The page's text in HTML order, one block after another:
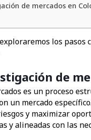
de mercados en
los pasos
de
es un proceso
un mercado
y maximizar
y alineadas con las